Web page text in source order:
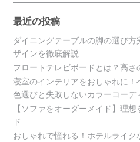
最近の投稿
ダイニングテーブルの脚の選び
ザインを徹底解説
フロートテレビボードとは？高さ
寝室のインテリアをおしゃれに
色選びと失敗しないカラーコーデ
【ソファをオーダーメイド】理
ド
おしゃれで憧れる！ホテルライク